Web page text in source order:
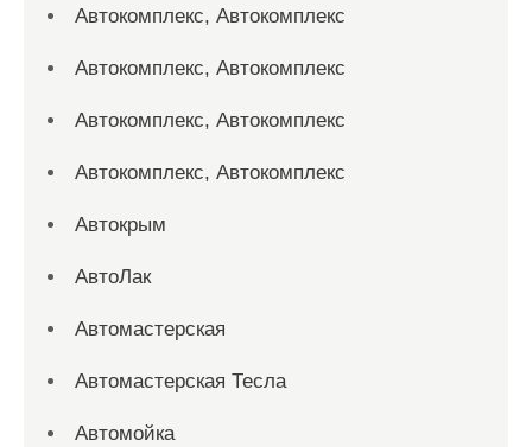
Автокомплекс, Автокомплекс
Автокомплекс, Автокомплекс
Автокомплекс, Автокомплекс
Автокомплекс, Автокомплекс
Автокрым
АвтоЛак
Автомастерская
Автомастерская Тесла
Автомойка